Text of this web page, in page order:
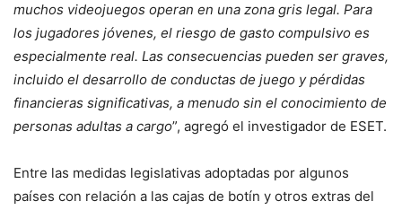
muchos videojuegos operan en una zona gris legal. Para
los jugadores jóvenes, el riesgo de gasto compulsivo es
especialmente real. Las consecuencias pueden ser graves,
incluido el desarrollo de conductas de juego y pérdidas
financieras significativas, a menudo sin el conocimiento de
personas adultas a cargo”, agregó el investigador de ESET.
Entre las medidas legislativas adoptadas por algunos
países con relación a las cajas de botín y otros extras del